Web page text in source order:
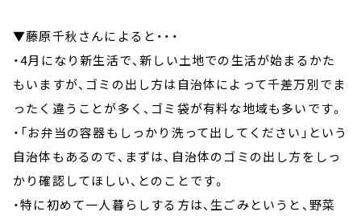
▼藤原千秋さんによると・・・
・4月になり新生活で、新しい土地での生活が始まるかた
もいますが、ゴミの出し方は自治体によって千差万別でま
ったく違うことが多く、ゴミ袋が有料な地域も多いです。
・「お弁当の容器もしっかり洗って出してください」という
自治体もあるので、まずは、自治体のゴミの出し方をしっ
かり確認してほしい、とのことです。
・特に初めて一人暮らしする方は、生ごみというと、野菜